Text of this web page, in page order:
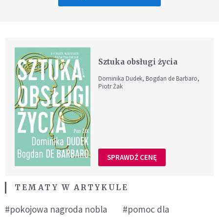
Sztuka obsługi życia
Dominika Dudek, Bogdan de Barbaro,
Piotr Żak
SPRAWDŹ CENĘ
TEMATY W ARTYKULE
#pokojowa nagroda nobla
#pomoc dla